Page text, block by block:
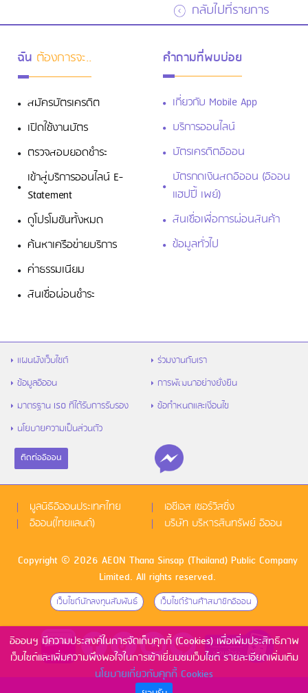
กลับไปที่รายการ
อิออนฯ มีความประสงค์ในการจัดเก็บคุกกี้ (Cookies) เพื่อเพิ่มประสิทธิภาพ
เว็บไซต์และเพิ่มความพึงพอใจในการเข้าเยี่ยมชมเว็บไซต์ รายละเอียดเพิ่มเติม
นโยบายเกี่ยวกับคุกกี้ Cookies
ฉัน ต้องการจะ..
สมัครบัตรเครดิต
เปิดใช้งานบัตร
ตรวจสอบยอดชำระ
เข้าสู่บริการออนไลน์ E-
Statement
ดูโปรโมชันทั้งหมด
ค้นหาเครือข่ายบริการ
ค่าธรรมเนียม
สินเชื่อผ่อนชำระ
คำถามที่พบบ่อย
เกี่ยวกับ Mobile App
บริการออนไลน์
บัตรเครดิตอิออน
บัตรกดเงินสดอิออน (อิออน
แฮปปี้ เพย์)
สินเชื่อเพื่อการผ่อนสินค้า
ข้อมูลทั่วไป
แผนผังเว็บไซต์
ร่วมงานกับเรา
ข้อมูลอิออน
การพัฒนาอย่างยั่งยืน
มาตรฐาน ISO ที่ได้รับการรับรอง
ข้อกำหนดและเงื่อนไข
นโยบายความเป็นส่วนตัว
ติดต่ออิออน
มูลนิธิอิออนประเทศไทย
เอซีเอส เซอร์วิสซิ่ง
อิออน(ไทยแลนด์)
บริษัท บริหารสินทรัพย์ อิออน
Copyright © 2026 AEON Thana Sinsap (Thailand) Public Company
Limited. All rights reserved.
เว็บไซด์นักลงทุนสัมพันธ์ เว็บไซด์ร้านค้าสมาชิกอิออน